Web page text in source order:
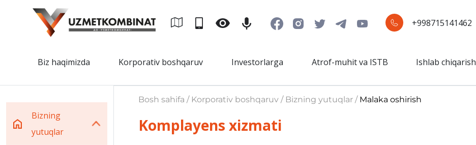
+998715141462
Biz haqimizda Korporativ boshqaruv Investorlarga Atrof-muhit va ISTB Ishlab chiqarish
Bizning
yutuqlar
Bosh sahifa / Korporativ boshqaruv / Bizning yutuqlar / Malaka oshirish
Komplayens xizmati